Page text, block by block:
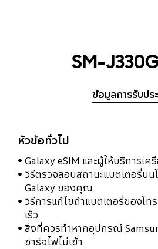
SM-
ข้อมูลการรับปร
หัวข้อทั่วไป
Galaxy eSIM และผู้ให้บริการเค
วิธีตรวจสอบสถานะแบตเตอรี่บ
Galaxy ของคุณ
วิธีการแก้ไขถ้าแบตเตอรี่ของโ
เร็ว
สิ่งที่ควรทำหากอุปกรณ์
ชาร์จไฟไม่เข้า